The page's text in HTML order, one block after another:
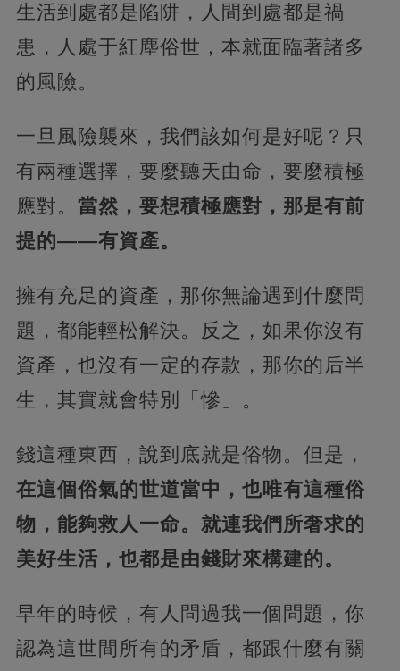
生活到處都是陷阱，人間到處都是禍
患，人處于紅塵俗世，本就面臨著諸多
的風險。
一旦風險襲來，我們該如何是好呢？只
有兩種選擇，要麼聽天由命，要麼積極
應對。 當然，要想積極應對，那是有前
提的——有資產。
擁有充足的資產，那你無論遇到什麼問
題，都能輕松解決。反之，如果你沒有
資產，也沒有一定的存款，那你的后半
生，其實就會特別「慘」。
錢這種東西，說到底就是俗物。但是，
在這個俗氣的世道當中，也唯有這種俗
物，能夠救人一命。就連我們所奢求的
美好生活，也都是由錢財來構建的。
早年的時候，有人問過我一個問題，你
認為這世間所有的矛盾，都跟什麼有關